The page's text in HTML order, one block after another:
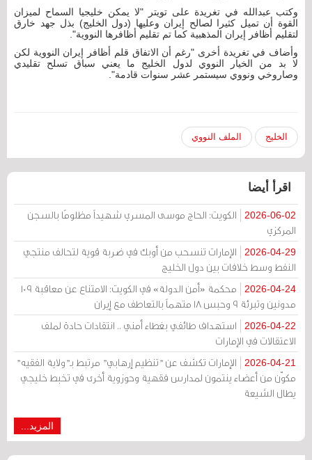
وكتب عبدالله في تغريدة على تويتر "لا يمكن خليجيا السماح لميزان
القوة أن تميل كثيرا لصالح إيران وعليها (دول الخليج) بذل جهد خارق
لتقليم أظافر إيران المذهبية كما تم تقليم أظافرها النووية".
وأضاف في تغريدة أخرى "رغم أن الاتفاق قلم أظافر إيران النووية لكن
لا بد من الخيار النووي لدول الخليج ما يعني سباق تسلح تقليدي
وصاروخي ونووي سيستمر عشر سنوات قادمة".
الخليج الملف النووي
اقرأ أيضا
2026-06-02
الكويت: الحاج موسى المسري شهيداً مظلومًا بالسجن
المركزي
2026-04-29
الإمارات تنسحب من أوبك في ضربة قوية لتحالف منتجي
النفط وسط خلافات بين دول الخليج
2026-04-24
محكمة «أمن الدولة» في الكويت: الامتناع عن معاقبة 109
مدونين وتبرئة 9 وحبس 18 متهماً بالتعاطف مع إيران
2026-04-22
استهداف طائفي بغطاء أمني .. انتقادات حادة لملف
الاعتقالات في الإمارات
2026-04-21
الإمارات تكشف عن "تنظيم إرهابي" مرتبط بـ"ولاية الفقيه"
مكوّن من أعضاء ينتمون لمدارس فقهية وحوزوية أخرى في تخبط خليجي
يطال الشيعة
المزيد...